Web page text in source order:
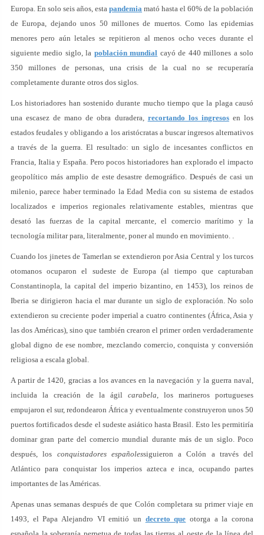
Europa. En solo seis años, esta pandemia mató hasta el 60% de la población
de Europa, dejando unos 50 millones de muertos. Como las epidemias
menores pero aún letales se repitieron al menos ocho veces durante el
siguiente medio siglo, la población mundial cayó de 440 millones a solo
350 millones de personas, una crisis de la cual no se recuperaría
completamente durante otros dos siglos.
Los historiadores han sostenido durante mucho tiempo que la plaga causó
una escasez de mano de obra duradera, recortando los ingresosen los
estados feudales y obligando a los aristócratas a buscar ingresos alternativos
a través de la guerra. El resultado: un siglo de incesantes conflictos en
Francia, Italia y España. Pero pocos historiadores han explorado el impacto
geopolítico más amplio de este desastre demográfico. Después de casi un
milenio, parece haber terminado la Edad Media con su sistema de estados
localizados e imperios regionales relativamente estables, mientras que
desató las fuerzas de la capital mercante, el comercio marítimo y la
tecnología militar para, literalmente, poner al mundo en movimiento. .
Cuando los jinetes de Tamerlan se extendieron por Asia Central y los turcos
otomanos ocuparon el sudeste de Europa (al tiempo que capturaban
Constantinopla, la capital del imperio bizantino, en 1453), los reinos de
Iberia se dirigieron hacia el mar durante un siglo de exploración. No solo
extendieron su creciente poder imperial a cuatro continentes (África, Asia y
las dos Américas), sino que también crearon el primer orden verdaderamente
global digno de ese nombre, mezclando comercio, conquista y conversión
religiosa a escala global.
A partir de 1420, gracias a los avances en la navegación y la guerra naval,
incluida la creación de la ágil carabela, los marineros portugueses
empujaron el sur, redondearon África y eventualmente construyeron unos 50
puertos fortificados desde el sudeste asiático hasta Brasil. Esto les permitiría
dominar gran parte del comercio mundial durante más de un siglo. Poco
después, los conquistadores españolessiguieron a Colón a través del
Atlántico para conquistar los imperios azteca e inca, ocupando partes
importantes de las Américas.
Apenas unas semanas después de que Colón completara su primer viaje en
1493, el Papa Alejandro VI emitió un decreto que otorga a la corona